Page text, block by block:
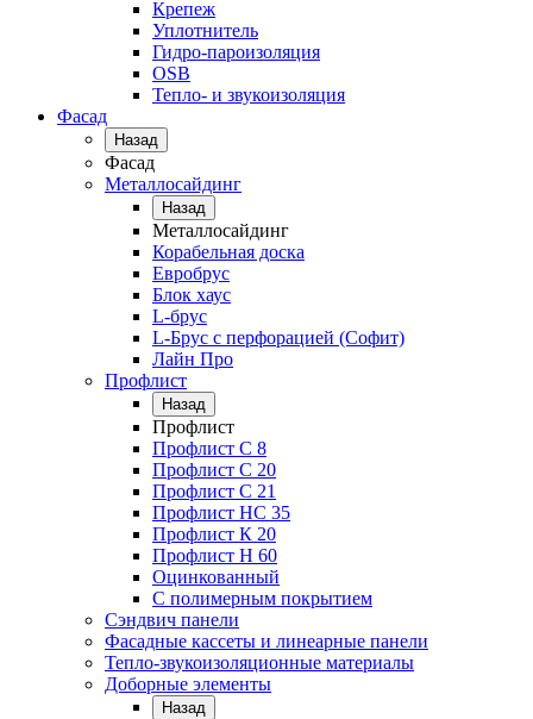
Крепеж
Уплотнитель
Гидро-пароизоляция
OSB
Тепло- и звукоизоляция
Фасад
Назад
Фасад
Металлосайдинг
Назад
Металлосайдинг
Корабельная доска
Евробрус
Блок хаус
L-брус
L-Брус с перфорацией (Софит)
Лайн Про
Профлист
Назад
Профлист
Профлист С 8
Профлист С 20
Профлист C 21
Профлист НС 35
Профлист К 20
Профлист Н 60
Оцинкованный
С полимерным покрытием
Сэндвич панели
Фасадные кассеты и линеарные панели
Тепло-звукоизоляционные материалы
Доборные элементы
Назад